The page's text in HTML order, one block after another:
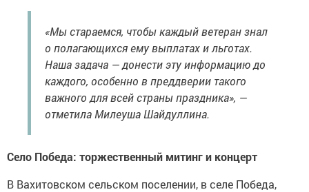
«Мы стараемся, чтобы каждый ветеран знал
о полагающихся ему выплатах и льготах.
Наша задача — донести эту информацию до
каждого, особенно в преддверии такого
важного для всей страны праздника», —
отметила Милеуша Шайдуллина.
Село Победа: торжественный митинг и концерт
В Вахитовском сельском поселении, в селе Победа,